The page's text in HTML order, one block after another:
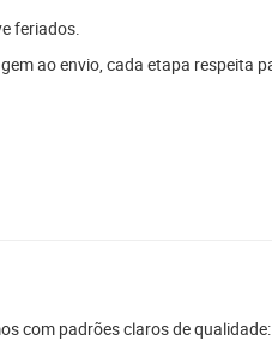
feriados.
ao envio, cada etapa respeita
com padrões claros de